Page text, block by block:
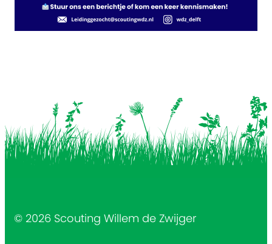
© 2026 Scouting Willem de Zwijger